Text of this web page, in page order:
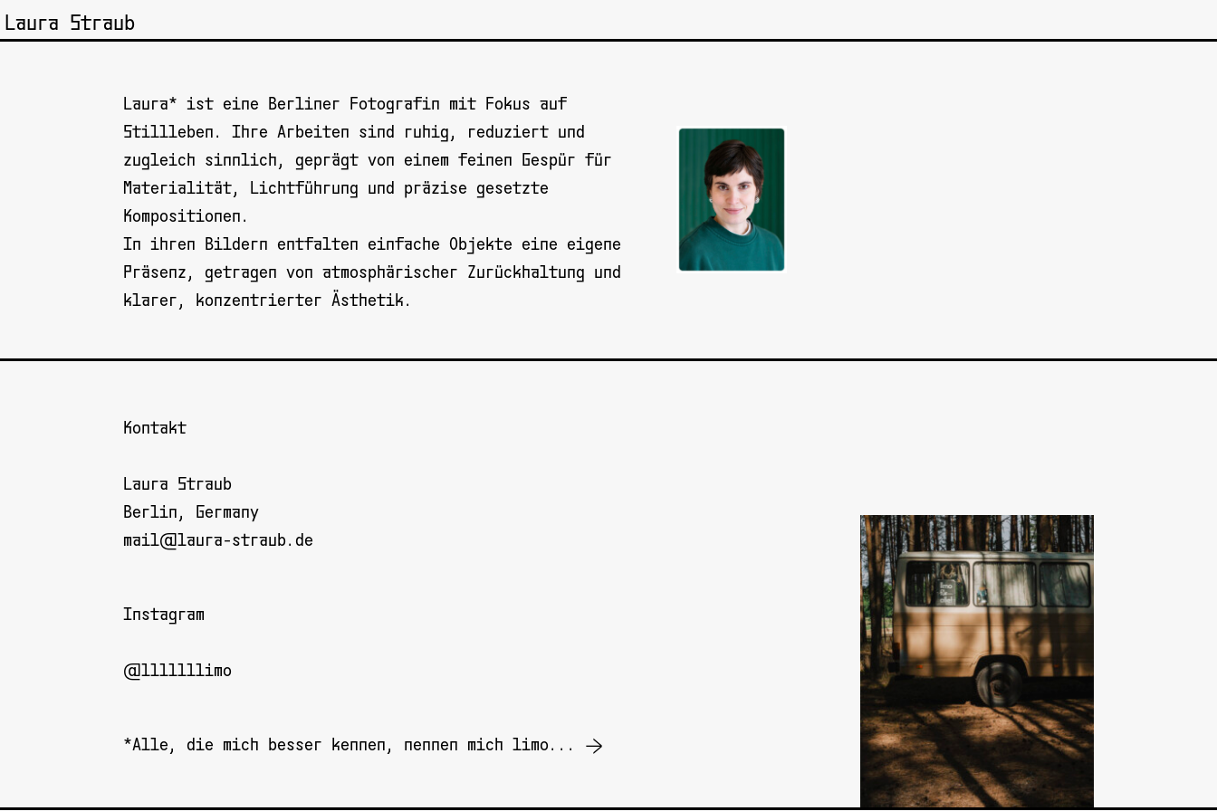
Laura* ist eine Berliner Fotografin mit Fokus auf
Stillleben. Ihre Arbeiten sind ruhig, reduziert und
zugleich sinnlich, geprägt von einem feinen Gespür für
Materialität, Lichtführung und präzise gesetzte
Kompositionen.
In ihren Bildern entfalten einfache Objekte eine eigene
Präsenz, getragen von atmosphärischer Zurückhaltung und
klarer, konzentrierter Ästhetik.
Kontakt
Laura Straub
Berlin, Germany
mail@laura-straub.de
Instagram
@lllllllimo
*Alle, die mich besser kennen, nennen mich limo... →
Laura Straub